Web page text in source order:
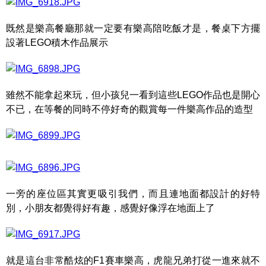
既然是樂高餐廳那就一定要有樂高陪吃飯才是，餐桌下方擺
設著LEGO積木作品展示
雖然不能拿起來玩，但小孩兒一看到這些LEGO作品也是開心
不已，在等餐的同時不停好奇的觀賞每一件樂高作品的造型
一旁的座位區其實更吸引我們，而且連地面都設計的好特
別，小朋友都覺得好有趣，感覺好像浮在地面上了
就是這台非常酷炫的F1賽車樂高，虎龍兄弟打從一進來就不